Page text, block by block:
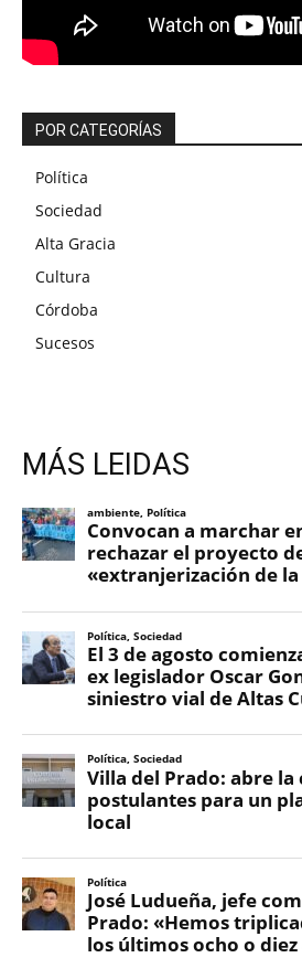
POR CATEGORÍAS
Política
Sociedad
Alta Gracia
Cultura
Córdoba
Sucesos
MÁS LEIDAS